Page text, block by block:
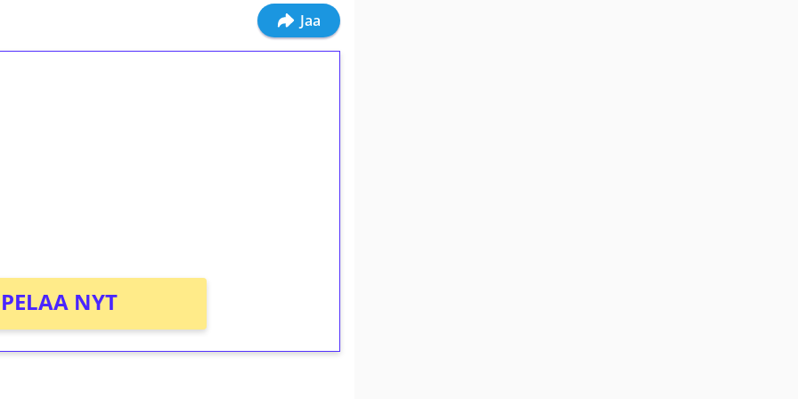
Jaa
PELAA NYT